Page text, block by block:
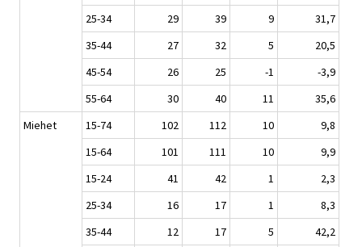
25-34
29 39 9
31,7
35-44
27 32 5
20,5
45-54
26 25 -1
-3,9
55-64
30 40 11
35,6
Miehet
15-74 102 112 10
9,8
15-64
101 111 10
9,9
15-24
41 42 1
2,3
25-34
16 17 1
8,3
35-44
12 17 5
42,2